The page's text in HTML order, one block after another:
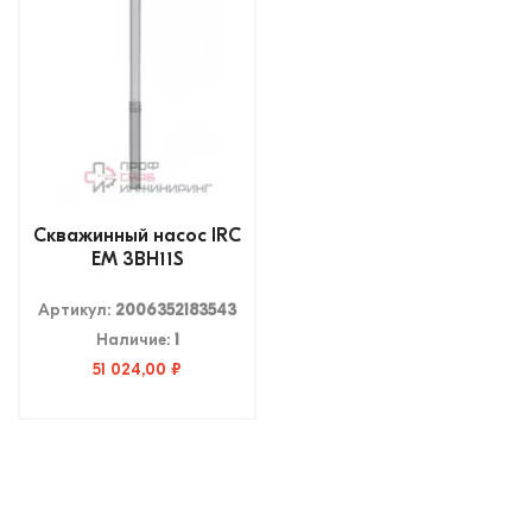
Скважинный насос IRC
EM 3BH11S
Артикул: 2006352183543
Наличие: 1
51 024,00 ₽